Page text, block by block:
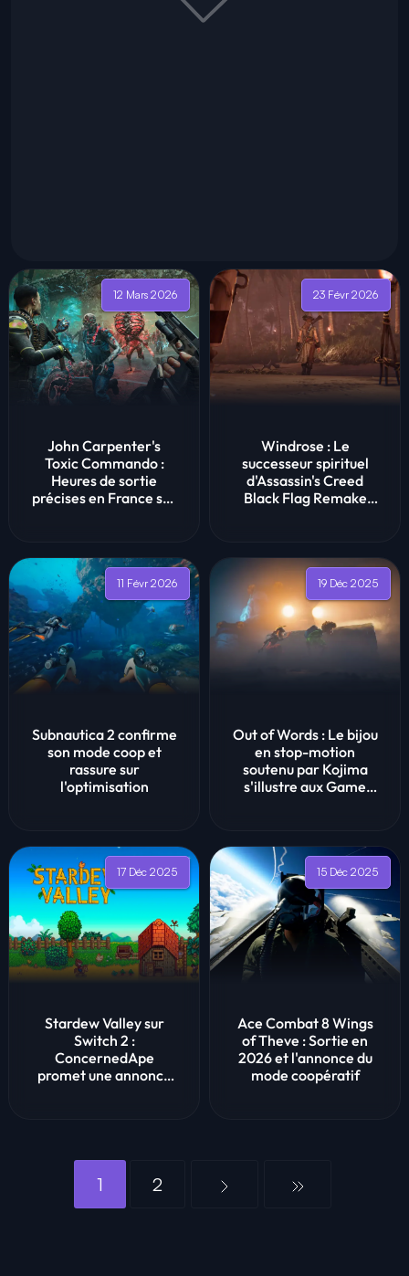
12 Mars 2026
John Carpenter's
Toxic Commando :
Heures de sortie
précises en France sur
23 Févr 2026
Windrose : Le
successeur spirituel
d'Assassin's Creed
Black Flag Remake
11 Févr 2026
Subnautica 2 confirme
son mode coop et
rassure sur
l'optimisation
19 Déc 2025
Out of Words : Le bijou
en stop-motion
soutenu par Kojima
s'illustre aux Game
17 Déc 2025
Stardew Valley sur
Switch 2 :
ConcernedApe
promet une annonce
15 Déc 2025
Ace Combat 8 Wings
of Theve : Sortie en
2026 et l'annonce du
mode coopératif
1 2